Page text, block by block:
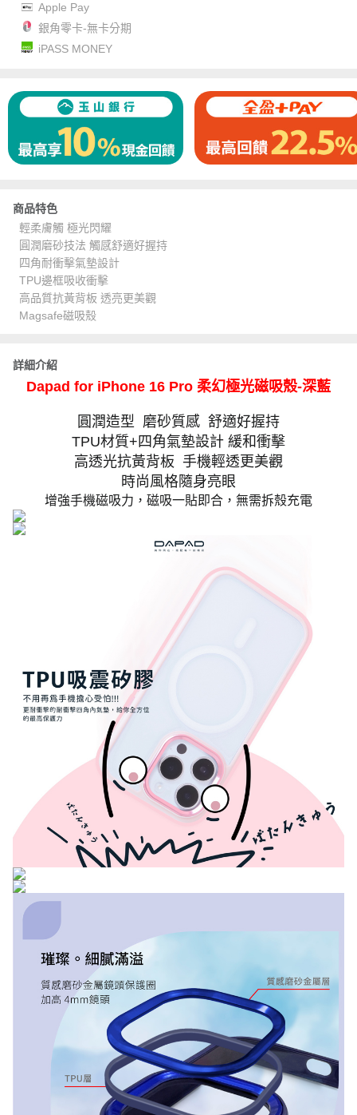
Apple Pay
銀角零卡-無卡分期
iPASS MONEY
商品特色
輕柔膚觸 極光閃耀
圓潤磨砂技法 觸感舒適好握持
四角耐衝擊氣墊設計
TPU邊框吸收衝擊
高品質抗黃背板 透亮更美觀
Magsafe磁吸殼
詳細介紹
Dapad for iPhone 16 Pro 柔幻極光磁吸殼-深藍
圓潤造型 磨砂質感 舒適好握持
TPU材質+四角氣墊設計 緩和衝擊
高透光抗黃背板 手機輕透更美觀
時尚風格隨身亮眼
增強手機磁吸力，磁吸一貼即合，無需拆殼充電